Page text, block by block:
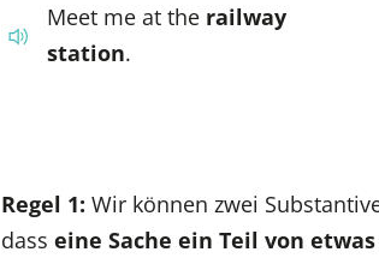
Meet me at the railway
station.
Regel 1: Wir können zwei
dass eine Sache ein Teil von